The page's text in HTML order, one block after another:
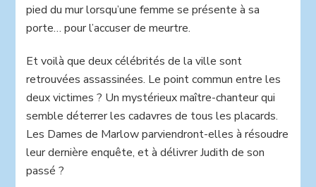
pied du mur lorsqu’une femme se présente à sa
porte… pour l’accuser de meurtre.
Et voilà que deux célébrités de la ville sont
retrouvées assassinées. Le point commun entre les
deux victimes ? Un mystérieux maître-chanteur qui
semble déterrer les cadavres de tous les placards.
Les Dames de Marlow parviendront-elles à résoudre
leur dernière enquête, et à délivrer Judith de son
passé ?